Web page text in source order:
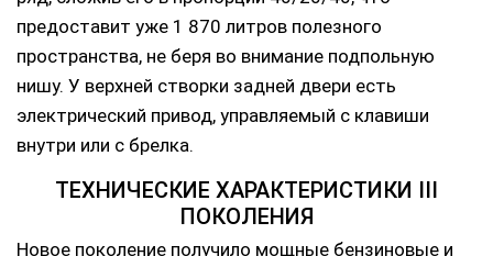
предоставит уже 1 870 литров полезного
пространства, не беря во внимание подпольную
нишу. У верхней створки задней двери есть
электрический привод, управляемый с клавиши
внутри или с брелка.
ТЕХНИЧЕСКИЕ ХАРАКТЕРИСТИКИ III
ПОКОЛЕНИЯ
Новое поколение получило мощные бензиновые и